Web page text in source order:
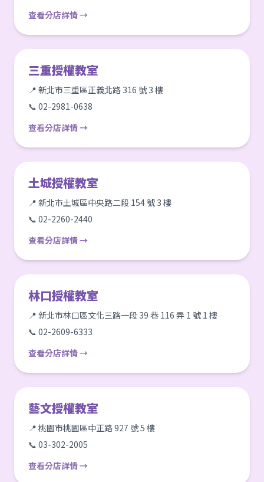
查看分店詳情 →
三重授權教室
📍 新北市三重區正義北路 316 號 3 樓
📞 02-2981-0638
查看分店詳情 →
土城授權教室
📍 新北市土城區中央路二段 154 號 3 樓
📞 02-2260-2440
查看分店詳情 →
林口授權教室
📍 新北市林口區文化三路一段 39 巷 116 弄 1 號 1 樓
📞 02-2609-6333
查看分店詳情 →
藝文授權教室
📍 桃園市桃園區中正路 927 號 5 樓
📞 03-302-2005
查看分店詳情 →